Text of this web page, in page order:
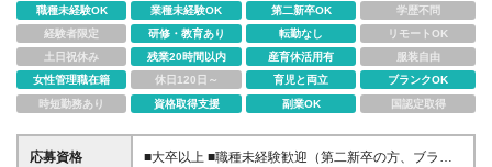
職種未経験OK 業種未経験OK 第二新卒OK
学歴不問
経験者限定
研修・教育あり 転勤なし
リモートOK
土日祝休み
残業20時間以内 産育休活用有
服装自由
女性管理職在籍
休日120日～ 育児と両立
ブランクOK
時短勤務あり
資格取得支援 副業OK 国認定取得
応募資格
■大卒以上 ■職種未経験歓迎（第二新卒の方、ブラン